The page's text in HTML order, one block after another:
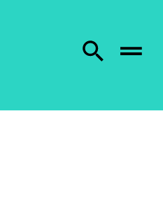
Etsi sivustolta